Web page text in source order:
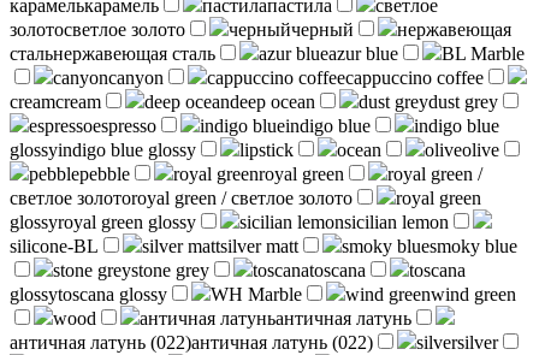
карамелькарамель пастилапастила
светлое
золотосветлое золото черныйчерный
нержавеющая
стальнержавеющая сталь azur blueazur blue
BL Marble
canyoncanyon cappuccino coffeecappuccino coffee
creamcream deep oceandeep ocean dust greydust grey
espressoespresso indigo blueindigo blue
indigo blue
glossyindigo blue glossy lipstick ocean oliveolive
pebblepebble royal greenroyal green
royal green /
светлое золотоroyal green / светлое золото
royal green
glossyroyal green glossy sicilian lemonsicilian lemon
silicone-BL
silver mattsilver matt smoky bluesmoky blue
stone greystone grey toscanatoscana
toscana
glossytoscana glossy WH Marble wind greenwind green
wood
античная латуньантичная латунь
античная латунь (022)античная латунь (022) silversilver